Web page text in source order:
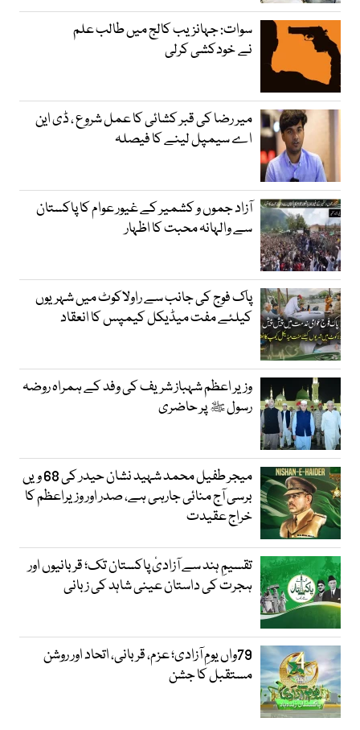
سوات: جہانزیب کالج میں طالب علم
نے خودکشی کرلی
میر رضا کی قبر کشائی کا عمل شروع ، ڈی این
اے سیمپل لینے کا فیصلہ
آزاد جموں و کشمیر کے غیور عوام کا پاکستان
سے والہانہ محبت کا اظہار
پاک فوج کی جانب سے راولاکوٹ میں شہریوں
کیلئے مفت میڈیکل کیمپس کا انعقاد
وزیر اعظم شہباز شریف کی وفد کے ہمراہ روضہ
رسول ﷺ پر حاضری
میجر طفیل محمد شہید نشان حیدر کی 68 ویں
برسی آج منائی جارہی ہے، صدر اور وزیراعظم کا
خراج عقیدت
تقسیمِ ہند سے آزادیٔ پاکستان تک؛ قربانیوں اور
ہجرت کی داستان عینی شاہد کی زبانی
79واں یومِ آزادی؛ عزم، قربانی، اتحاد اور روشن
مستقبل کا جشن